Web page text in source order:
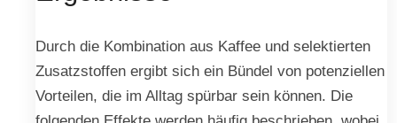
Durch die Kombination aus Kaffee und selektierten
Zusatzstoffen ergibt sich ein Bündel von potenziellen
Vorteilen, die im Alltag spürbar sein können. Die